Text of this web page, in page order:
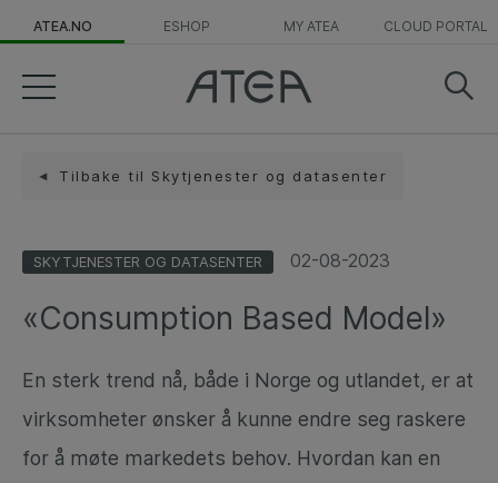
ATEA.NO ESHOP MY ATEA CLOUD PORTAL
Tilbake til Skytjenester og datasenter
SKYTJENESTER OG DATASENTER 02-08-2023
«Consumption Based Model»
En sterk trend nå, både i Norge og utlandet, er at
virksomheter ønsker å kunne endre seg raskere
for å møte markedets behov. Hvordan kan en